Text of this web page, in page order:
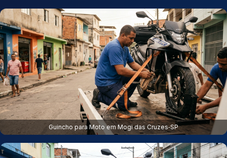
Guincho para Moto em Mogi das Cruzes‑SP